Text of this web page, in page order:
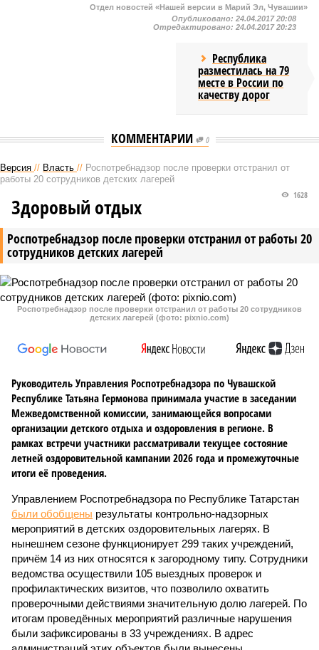
Отдел новостей «Нашей версии в Марий Эл, Чувашии»
Опубликовано: 24.04.2017 20:08
Отредактировано: 24.04.2017 20:23
Республика
разместилась на 79
месте в России по
качеству дорог
КОММЕНТАРИИ 0
Версия // Власть // Роспотребнадзор после проверки отстранил от
работы 20 сотрудников детских лагерей
Роспотребнадзор после проверки отстранил от работы 20
сотрудников детских лагерей
1628
Здоровый отдых
Роспотребнадзор после проверки отстранил от работы 20 сотрудников
детских лагерей (фото: pixnio.com)
Руководитель Управления Роспотребнадзора по Чувашской
Республике Татьяна Гермонова принимала участие в заседании
Межведомственной комиссии, занимающейся вопросами
организации детского отдыха и оздоровления в регионе. В
рамках встречи участники рассматривали текущее состояние
летней оздоровительной кампании 2026 года и промежуточные
итоги её проведения.
Управлением Роспотребнадзора по Республике Татарстан
были обобщены результаты контрольно-надзорных
мероприятий в детских оздоровительных лагерях. В
нынешнем сезоне функционирует 299 таких учреждений,
причём 14 из них относятся к загородному типу. Сотрудники
ведомства осуществили 105 выездных проверок и
профилактических визитов, что позволило охватить
проверочными действиями значительную долю лагерей. По
итогам проведённых мероприятий различные нарушения
были зафиксированы в 33 учреждениях. В адрес